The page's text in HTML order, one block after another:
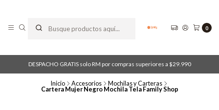
0
DESPACHO GRATIS solo RM por compras superiores a $29.990
Inicio Accesorios Mochilas y Carteras
Cartera Mujer Negro Mochila Tela Family Shop